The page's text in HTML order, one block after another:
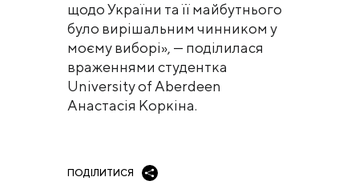
щодо України та її майбутнього
було вирішальним чинником у
моєму виборі», — поділилася
враженнями студентка
University of Aberdeen
Анастасія Коркіна.
ПОДІЛИТИСЯ